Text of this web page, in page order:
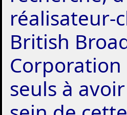
réalisateur-
British
Corporation
seuls à